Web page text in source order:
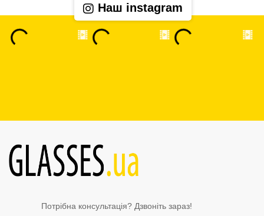
Наш instagram
Потрібна консультація? Дзвоніть зараз!